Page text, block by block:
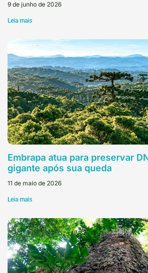
9 de junho de 2026
Leia mais
Embrapa atua para preservar
gigante após sua queda
11 de maio de 2026
Leia mais